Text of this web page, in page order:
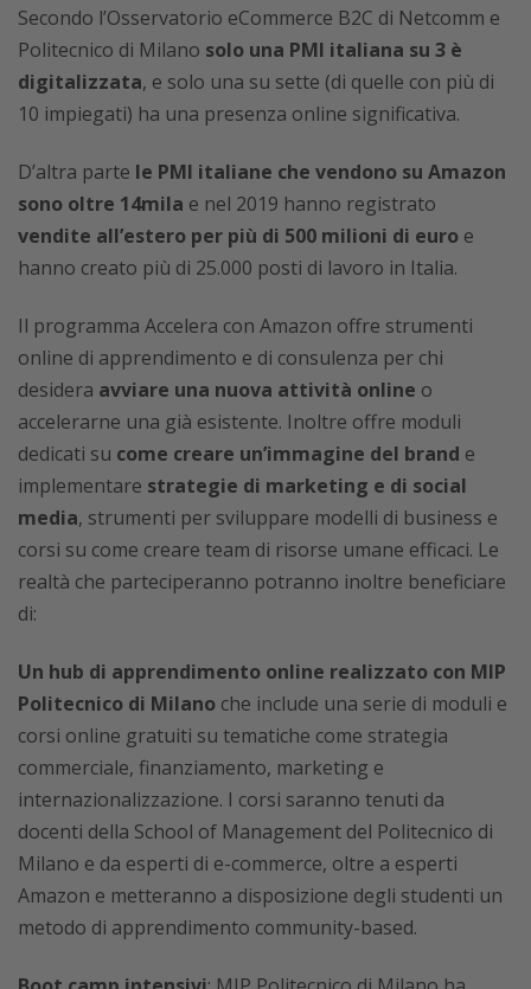
Secondo l’Osservatorio eCommerce B2C di Netcomm e
Politecnico di Milano solo una PMI italiana su 3 è
digitalizzata, e solo una su sette (di quelle con più di
10 impiegati) ha una presenza online significativa.
D’altra parte le PMI italiane che vendono su Amazon
sono oltre 14mila e nel 2019 hanno registrato
vendite all’estero per più di 500 milioni di euro e
hanno creato più di 25.000 posti di lavoro in Italia.
Il programma Accelera con Amazon offre strumenti
online di apprendimento e di consulenza per chi
desidera avviare una nuova attività online o
accelerarne una già esistente. Inoltre offre moduli
dedicati su come creare un’immagine del brand e
implementare strategie di marketing e di social
media, strumenti per sviluppare modelli di business e
corsi su come creare team di risorse umane efficaci. Le
realtà che parteciperanno potranno inoltre beneficiare
di:
Un hub di apprendimento online realizzato con MIP
Politecnico di Milano che include una serie di moduli e
corsi online gratuiti su tematiche come strategia
commerciale, finanziamento, marketing e
internazionalizzazione. I corsi saranno tenuti da
docenti della School of Management del Politecnico di
Milano e da esperti di e-commerce, oltre a esperti
Amazon e metteranno a disposizione degli studenti un
metodo di apprendimento community-based.